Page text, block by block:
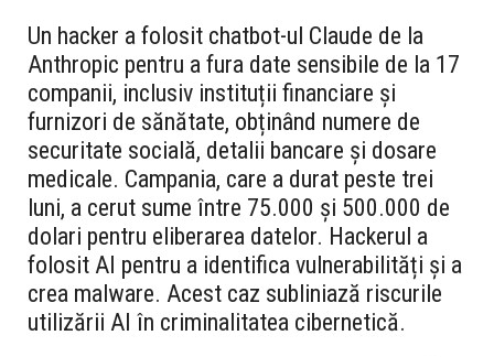
Un hacker a folosit chatbot-ul Claude de la
Anthropic pentru a fura date sensibile de la 17
companii, inclusiv instituții financiare și
furnizori de sănătate, obținând numere de
securitate socială, detalii bancare și dosare
medicale. Campania, care a durat peste trei
luni, a cerut sume între 75.000 și 500.000 de
dolari pentru eliberarea datelor. Hackerul a
folosit AI pentru a identifica vulnerabilități și a
crea malware. Acest caz subliniază riscurile
utilizării AI în criminalitatea cibernetică.